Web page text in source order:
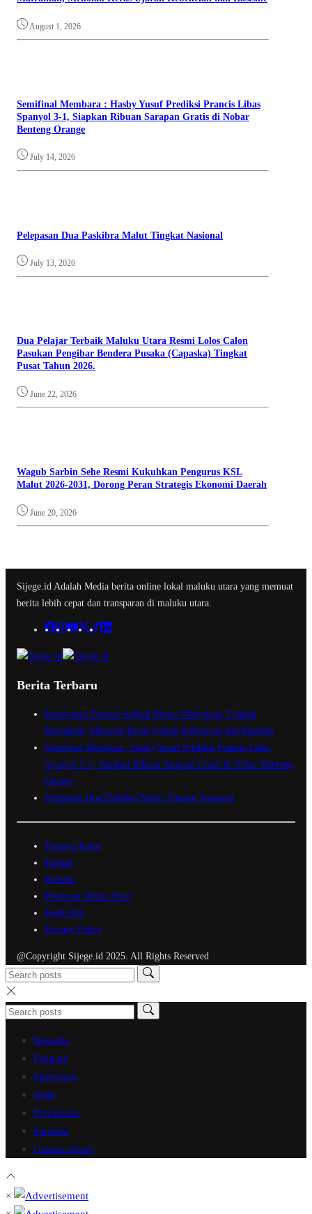
August 1, 2026
Semifinal Membara : Hasby Yusuf Prediksi Prancis Libas
Spanyol 3-1, Siapkan Ribuan Sarapan Gratis di Nobar
Benteng Orange
July 14, 2026
Pelepasan Dua Paskibra Malut Tingkat Nasional
July 13, 2026
Dua Pelajar Terbaik Maluku Utara Resmi Lolos Calon
Pasukan Pengibar Bendera Pusaka (Capaska) Tingkat
Pusat Tahun 2026.
June 22, 2026
Wagub Sarbin Sehe Resmi Kukuhkan Pengurus KSL
Malut 2026-2031, Dorong Peran Strategis Ekonomi Daerah
June 20, 2026
Sijege.id Adalah Media berita online lokal maluku utara yang memuat
berita lebih cepat dan transparan di maluku utara.
Berita Terbaru
Kesultanan Ternate Angkat Bicara Menyikapi Tragedi
Matraman, Menolak Keras Ujaran Kebencian dan Rasisme
Semifinal Membara : Hasby Yusuf Prediksi Prancis Libas
Spanyol 3-1, Siapkan Ribuan Sarapan Gratis di Nobar Benteng
Orange
Pelepasan Dua Paskibra Malut Tingkat Nasional
Tentang Kami
Kontak
Redaksi
Pedoman Media Siber
Kode Etik
Privacy Policy
@Copyright Sijege.id 2025. All Rights Reserved
Beranda
Fangare
Intervensi
Jejak
Percaturan
Sportsta
Umpan silang
×